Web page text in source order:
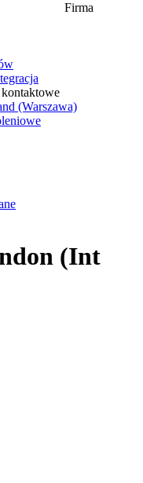
Firma
(Warszawa)
(Int